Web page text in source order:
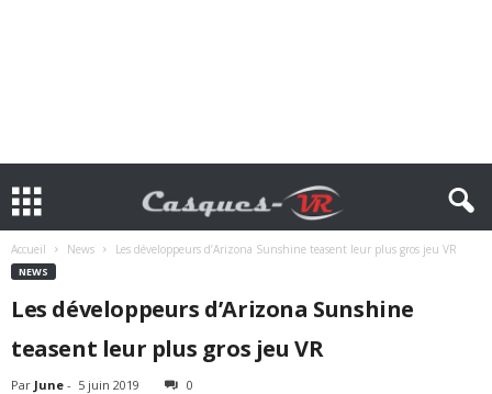
Accueil News Les développeurs d’Arizona Sunshine teasent leur plus gros jeu VR
NEWS
Les développeurs d’Arizona Sunshine
teasent leur plus gros jeu VR
Par June - 5 juin 2019 0